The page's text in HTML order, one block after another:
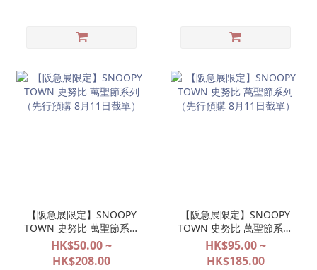
【阪急展限定】SNOOPY
TOWN 史努比 萬聖節系列
（先行預購 8月11日截
單）
HK$50.00 ~
HK$208.00
【阪急展限定】SNOOPY
TOWN 史努比 萬聖節系列
（先行預購 8月11日截
單）
HK$95.00 ~
HK$185.00